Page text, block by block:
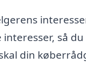
så
din